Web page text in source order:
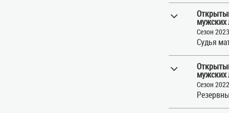
мужских
Сезон
Судья
мужских
Сезон